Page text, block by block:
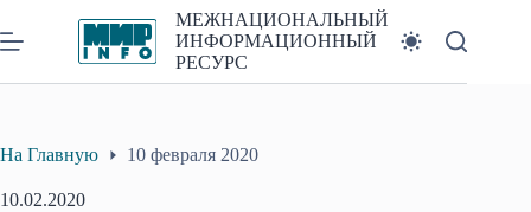
к
сути
МЕЖНАЦИОНАЛЬНЫЙ
ИНФОРМАЦИОННЫЙ
РЕСУРС
На Главную 10 февраля 2020
10.02.2020